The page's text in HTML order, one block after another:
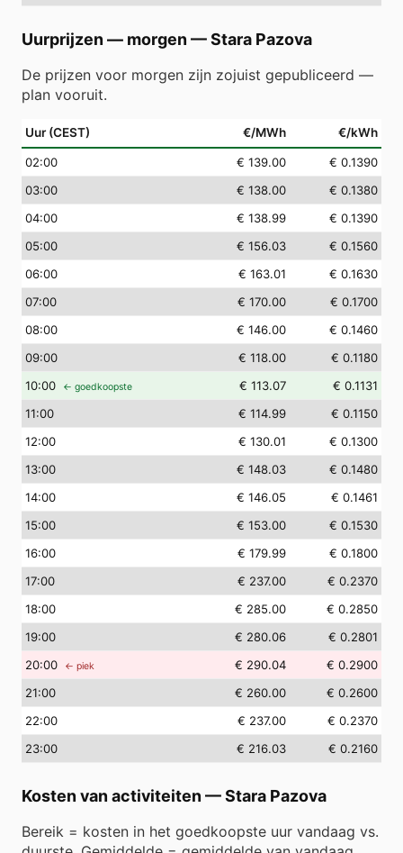
Uurprijzen — morgen —Stara Pazova
De prijzen voor morgen zijn zojuist gepubliceerd —
plan vooruit.
Uur (CEST) €/MWh €/kWh
02:00 € 139.00
€ 0.1390
03:00 € 138.00
€ 0.1380
04:00 € 138.99
€ 0.1390
05:00 € 156.03
€ 0.1560
06:00 € 163.01
€ 0.1630
07:00 € 170.00
€ 0.1700
08:00 € 146.00
€ 0.1460
09:00 € 118.00
€ 0.1180
10:00 ← goedkoopste € 113.07
€ 0.1131
11:00 € 114.99
€ 0.1150
12:00 € 130.01
€ 0.1300
13:00 € 148.03
€ 0.1480
14:00 € 146.05
€ 0.1461
15:00 € 153.00
€ 0.1530
16:00 € 179.99
€ 0.1800
17:00 € 237.00
€ 0.2370
18:00 € 285.00
€ 0.2850
19:00 € 280.06
€ 0.2801
20:00 ← piek € 290.04
€ 0.2900
21:00 € 260.00
€ 0.2600
22:00 € 237.00
€ 0.2370
23:00 € 216.03 € 0.2160
Kosten van activiteiten —Stara Pazova
Bereik = kosten in het goedkoopste uur vandaag vs.